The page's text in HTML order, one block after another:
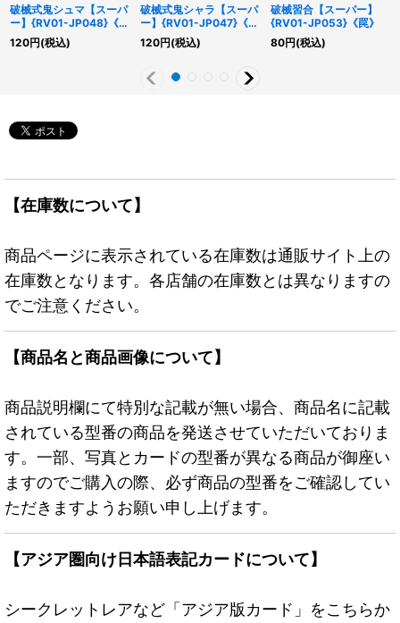
破械式鬼シュマ【スーパ
ー】{RV01-JP048}《モ
ンスター》
120円(税込)
破械式鬼シャラ【スーパ
ー】{RV01-JP047}《モ
ンスター》
120円(税込)
破械習合【スーパー】
{RV01-JP053}《罠》
80円(税込)
【在庫数について】
商品ページに表示されている在庫数は通販サイト上の
在庫数となります。各店舗の在庫数とは異なりますの
でご注意ください。
【商品名と商品画像について】
商品説明欄にて特別な記載が無い場合、商品名に記載
されている型番の商品を発送させていただいておりま
す。一部、写真とカードの型番が異なる商品が御座い
ますのでご購入の際、必ず商品の型番をご確認してい
ただきますようお願い申し上げます。
【アジア圏向け日本語表記カードについて】
シークレットレアなど「アジア版カード」をこちらか